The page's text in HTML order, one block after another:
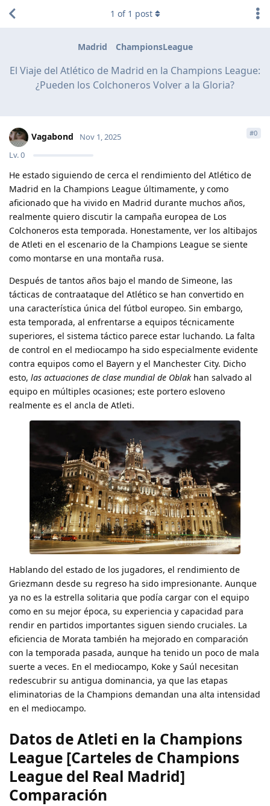
Madrid ChampionsLeague
El Viaje del Atlético de Madrid en la Champions League:
¿Pueden los Colchoneros Volver a la Gloria?
1 of 1 post
Vagabond
Lv.0
Nov 1, 2025 #0
He estado siguiendo de cerca el rendimiento del Atlético de
Madrid en la Champions League últimamente, y como
aficionado que ha vivido en Madrid durante muchos años,
realmente quiero discutir la campaña europea de Los
Colchoneros esta temporada. Honestamente, ver los altibajos
de Atleti en el escenario de la Champions League se siente
como montarse en una montaña rusa.
Después de tantos años bajo el mando de Simeone, las
tácticas de contraataque del Atlético se han convertido en
una característica única del fútbol europeo. Sin embargo,
esta temporada, al enfrentarse a equipos técnicamente
superiores, el sistema táctico parece estar luchando. La falta
de control en el mediocampo ha sido especialmente evidente
contra equipos como el Bayern y el Manchester City. Dicho
esto, las actuaciones de clase mundial de Oblak han salvado al
equipo en múltiples ocasiones; este portero esloveno
realmente es el ancla de Atleti.
Hablando del estado de los jugadores, el rendimiento de
Griezmann desde su regreso ha sido impresionante. Aunque
ya no es la estrella solitaria que podía cargar con el equipo
como en su mejor época, su experiencia y capacidad para
rendir en partidos importantes siguen siendo cruciales. La
eficiencia de Morata también ha mejorado en comparación
con la temporada pasada, aunque ha tenido un poco de mala
suerte a veces. En el mediocampo, Koke y Saúl necesitan
redescubrir su antigua dominancia, ya que las etapas
eliminatorias de la Champions demandan una alta intensidad
en el mediocampo.
Datos de Atleti en la Champions
League [Carteles de Champions
League del Real Madrid]
Comparación